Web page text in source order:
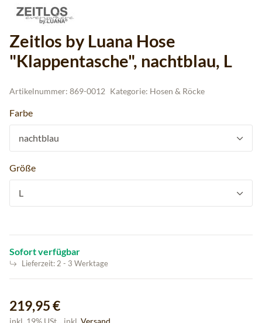
Zeitlos by Luana Hose
"Klappentasche", nachtblau, L
Artikelnummer: 869-0012 Kategorie: Hosen & Röcke
Farbe
nachtblau
Größe
L
Sofort verfügbar
Lieferzeit: 2 - 3 Werktage
219,95 €
inkl. 19% USt. , inkl. Versand